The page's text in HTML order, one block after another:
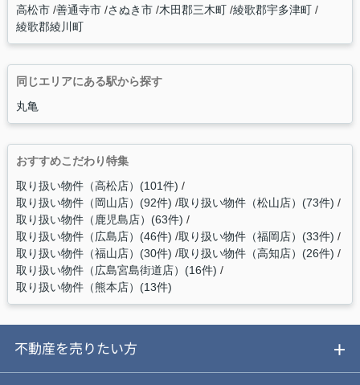
高松市 善通寺市 さぬき市 木田郡三木町 綾歌郡宇多津町
綾歌郡綾川町
同じエリアにある駅から探す
丸亀
おすすめこだわり特集
取り扱い物件（高松店）(101件)
取り扱い物件（岡山店）(92件) 取り扱い物件（松山店）(73件)
取り扱い物件（鹿児島店）(63件)
取り扱い物件（広島店）(46件) 取り扱い物件（福岡店）(33件)
取り扱い物件（福山店）(30件) 取り扱い物件（高知店）(26件)
取り扱い物件（広島宮島街道店）(16件)
取り扱い物件（熊本店）(13件)
不動産を売りたい方